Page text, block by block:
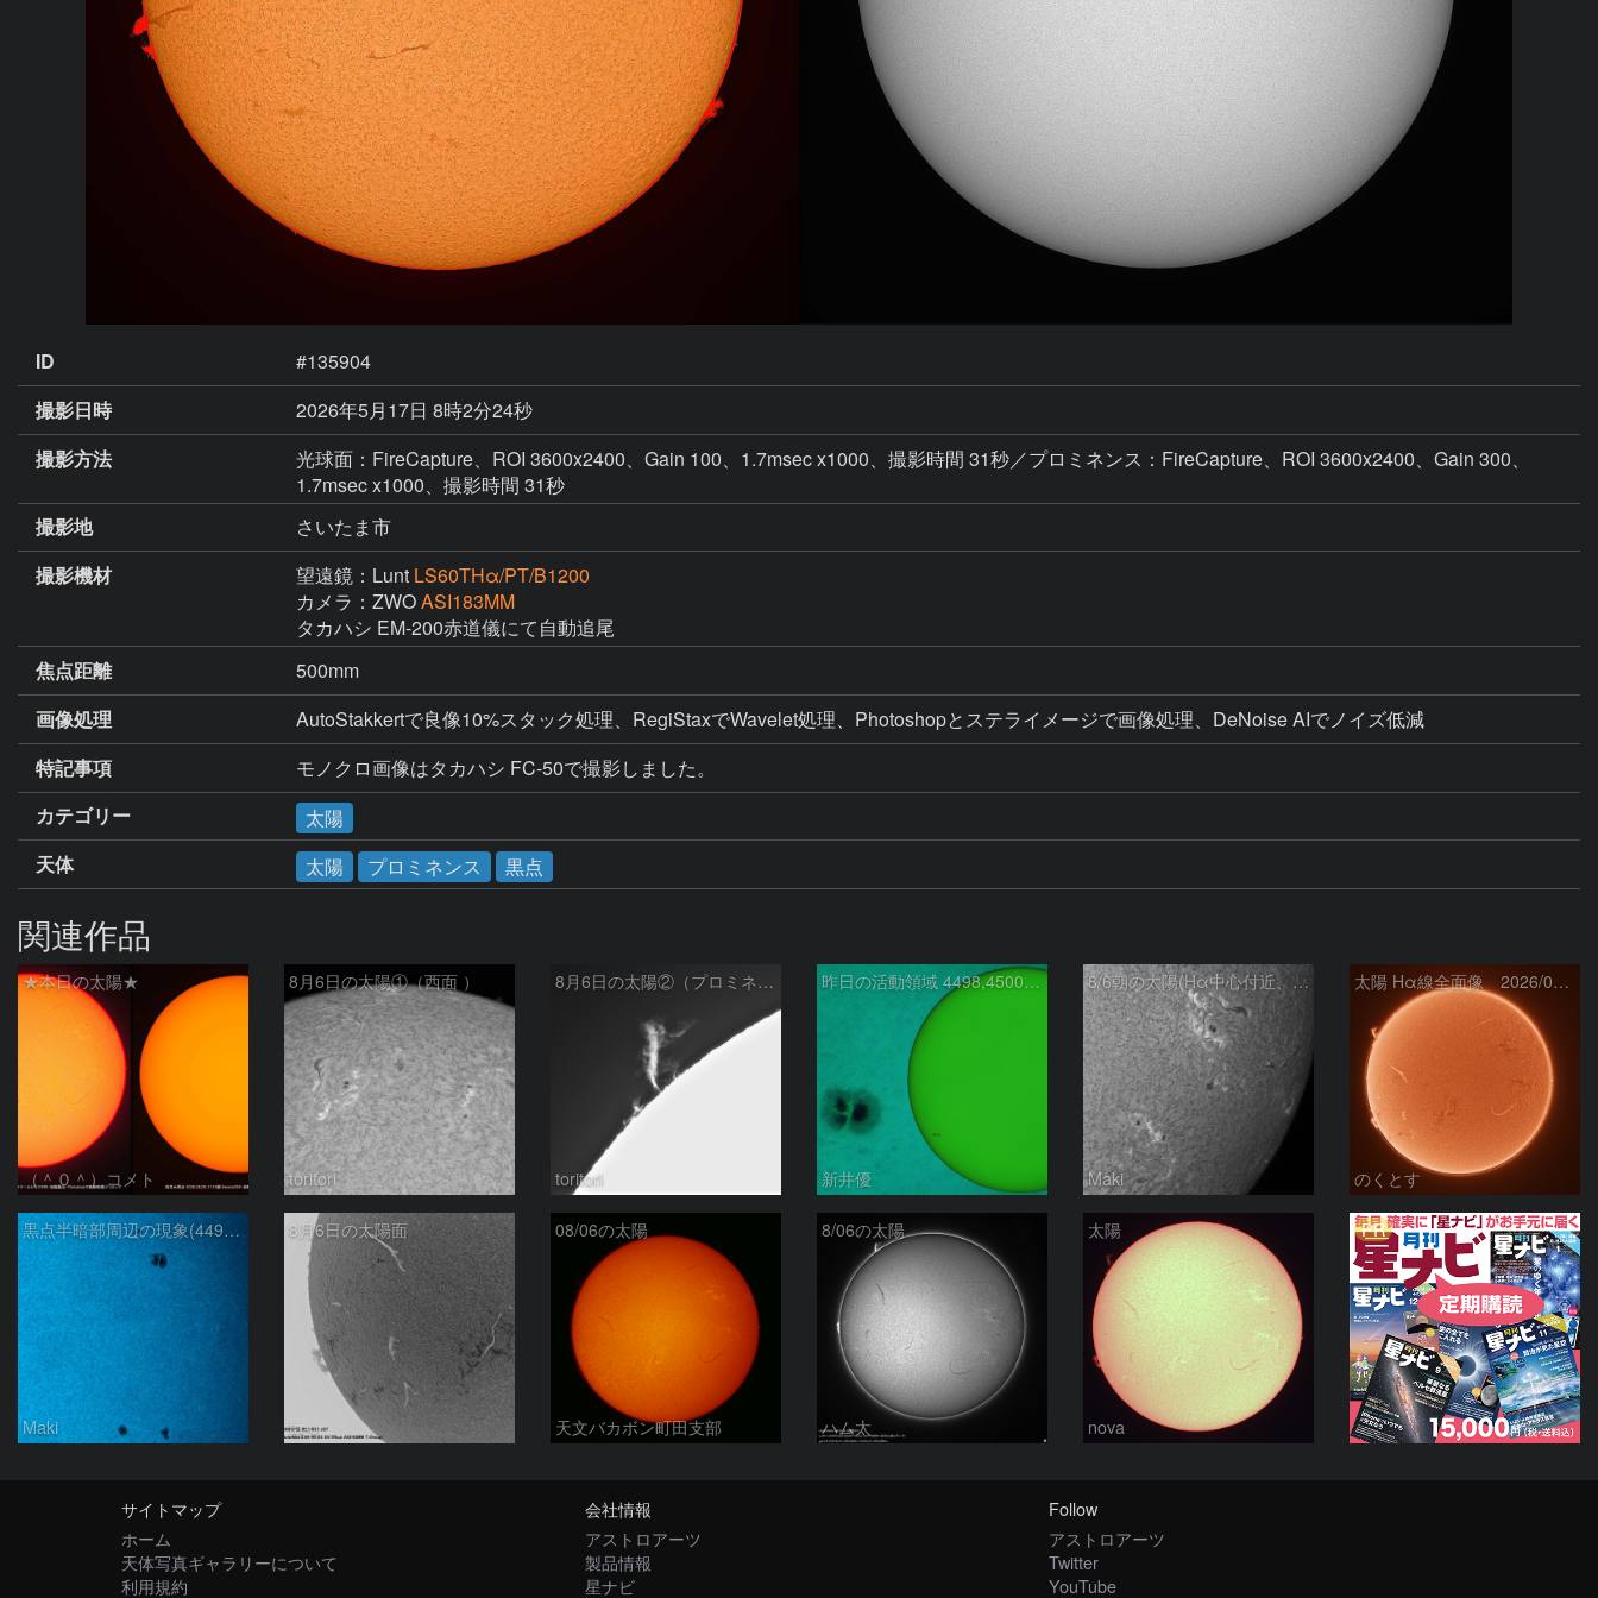
ID
#135904
撮影日時
2026年5月17日 8時2分24秒
撮影方法
光球面：FireCapture、ROI 3600x2400、Gain 100、1.7msec x1000、撮影時間 31秒／プロミネンス：FireCapture、ROI 3600x2400、Gain 300、
1.7msec x1000、撮影時間 31秒
撮影地
さいたま市
撮影機材
望遠鏡：Lunt LS60THα/PT/B1200
カメラ：ZWOASI183MM
タカハシ EM-200赤道儀にて自動追尾
焦点距離
500mm
画像処理
AutoStakkertで良像10%スタック処理、RegiStaxでWavelet処理、Photoshopとステライメージで画像処理、DeNoise AIでノイズ低減
特記事項
モノクロ画像はタカハシ FC-50で撮影しました。
カテゴリー
太陽
天体
太陽 プロミネンス 黒点
関連作品
★本日の太陽★
（＾０＾）コメト
8月6日の太陽①（西面 ）
toritori
8月6日の太陽②（プロミネン北東縁 ）
toritori
昨日の活動領域 4498,4500：2026/08/05
新井優
8/6朝の太陽(Hα中心付近、4498、4502付近)
Maki
太陽 Hα線全面像 2026/08/06
のくとす
黒点半暗部周辺の現象(4498、4502付近)8/6
Maki
8月6日の太陽面
ta-o
08/06の太陽
天文バカボン町田支部
8/06の太陽
ハム太
太陽
nova
PR
サイトマップ
ホーム
天体写真ギャラリーについて
利用規約
会社情報
アストロアーツ
製品情報
星ナビ
Follow
アストロアーツ
Twitter
YouTube